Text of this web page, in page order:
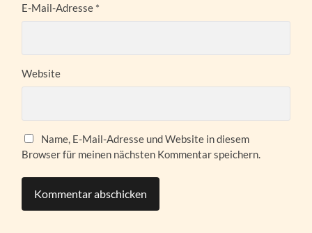
E-Mail-Adresse *
Website
Name, E-Mail-Adresse und Website in diesem
Browser für meinen nächsten Kommentar speichern.